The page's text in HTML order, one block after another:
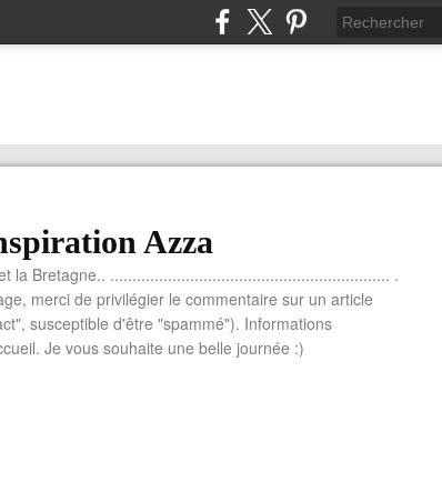
Azza
la Bretagne.. ............................................................... .
merci de privilégier le commentaire sur un article
susceptible d'être "spammé"). Informations
Je vous souhaite une belle journée :)